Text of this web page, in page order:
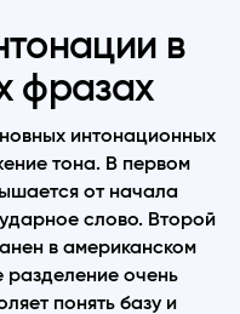
в
фразах
интонационных
тона. В первом
от начала
слово. Второй
в американском
разделение очень
понять базу и